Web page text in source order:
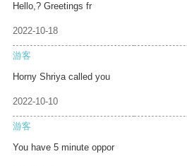
Hello,? Greetings fr
2022-10-18
游客
Horny Shriya called you
2022-10-10
游客
You have 5 minute oppor